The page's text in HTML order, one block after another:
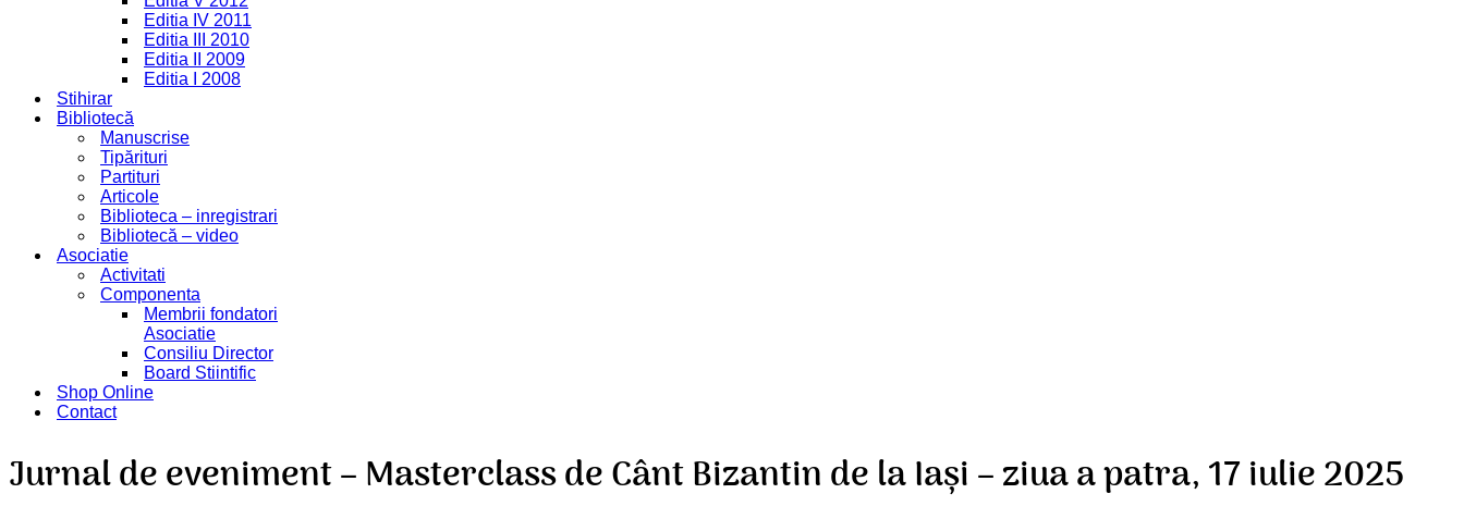
Editia IV 2011
Editia III 2010
Editia II 2009
Editia I 2008
Stihirar
Bibliotecă
Manuscrise
Tipărituri
Partituri
Articole
Biblioteca – inregistrari
Bibliotecă – video
Asociatie
Activitati
Componenta
Membrii fondatori
Asociatie
Consiliu Director
Board Stiintific
Shop Online
Contact
Jurnal de eveniment – Masterclass de Cânt Bizantin de la Iași – ziua a patra, 17 iulie 2025